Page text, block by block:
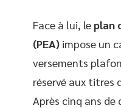
Face à lui, le plan
(PEA) impose un
versements
réservé aux titres
Après cinq ans